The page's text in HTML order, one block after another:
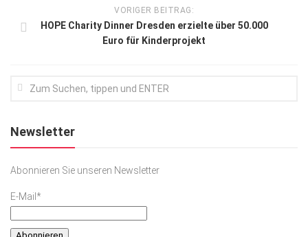
VORIGER BEITRAG:
HOPE Charity Dinner Dresden erzielte über 50.000
Euro für Kinderprojekt
Newsletter
Abonnieren Sie unseren Newsletter
E-Mail*